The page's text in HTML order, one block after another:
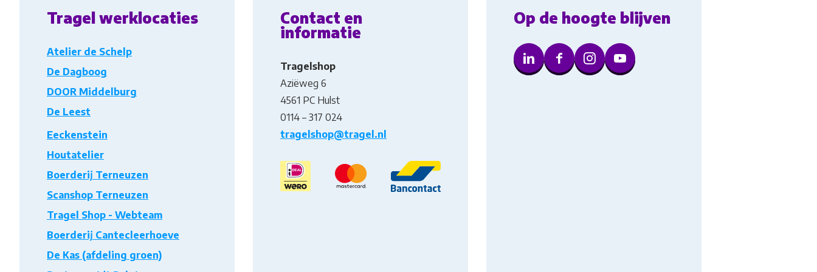
Tragel werklocaties
Atelier de Schelp
De Dagboog
DOOR Middelburg
De Leest
Eeckenstein
Houtatelier
Boerderij Terneuzen
Scanshop Terneuzen
Tragel Shop - Webteam
Boerderij Cantecleerhoeve
De Kas (afdeling groen)
Contact en
informatie
Tragelshop
Aziëweg 6
4561 PC Hulst
0114 – 317 024
tragelshop@tragel.nl
Op de hoogte blijven